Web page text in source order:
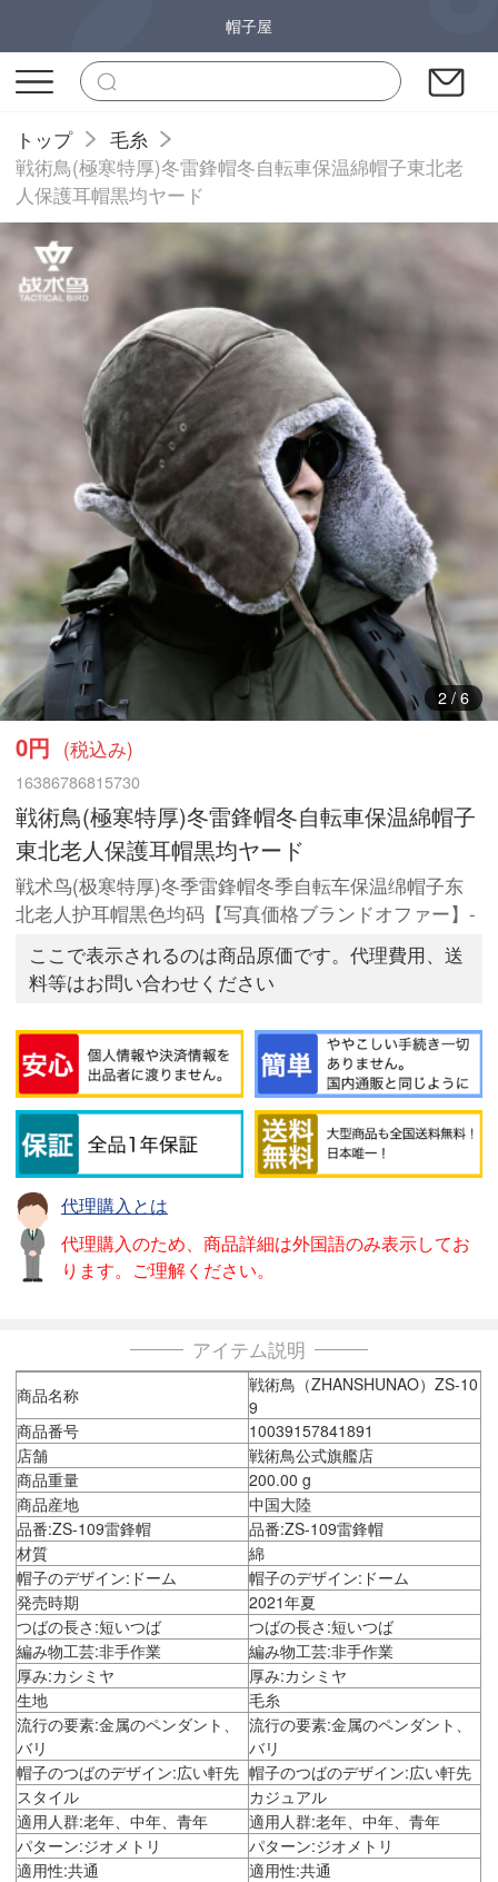
帽子屋
トップ
毛糸
戦術鳥(極寒特厚)冬雷鋒帽冬自転車保温綿帽子東北老
人保護耳帽黒均ヤード
3/6
0円 (税込み)
16386786815730
戦術鳥(極寒特厚)冬雷鋒帽冬自転車保温綿帽子
東北老人保護耳帽黒均ヤード
戦术鸟(极寒特厚)冬季雷鋒帽冬季自転车保温绵帽子东
北老人护耳帽黒色均码【写真価格ブランドオファー】-
ここで表示されるのは商品原価です。代理費用、送
料等はお問い合わせください
代理購入とは
代理購入のため、商品詳細は外国語のみ表示してお
ります。ご理解ください。
アイテム説明
商品名称
戦術鳥（ZHANSHUNAO）ZS-10
9
商品番号
10039157841891
店舗
戦術鳥公式旗艦店
商品重量
200.00 g
商品産地
中国大陸
品番:ZS-109雷鋒帽
品番:ZS-109雷鋒帽
材質
綿
帽子のデザイン:ドーム
帽子のデザイン:ドーム
発売時期
2021年夏
つばの長さ:短いつば
つばの長さ:短いつば
編み物工芸:非手作業
編み物工芸:非手作業
厚み:カシミヤ
厚み:カシミヤ
生地
毛糸
流行の要素:金属のペンダント、
バリ
流行の要素:金属のペンダント、
バリ
帽子のつばのデザイン:広い軒先 帽子のつばのデザイン:広い軒先
スタイル
カジュアル
適用人群:老年、中年、青年
適用人群:老年、中年、青年
パターン:ジオメトリ
パターン:ジオメトリ
適用性:共通
適用性:共通